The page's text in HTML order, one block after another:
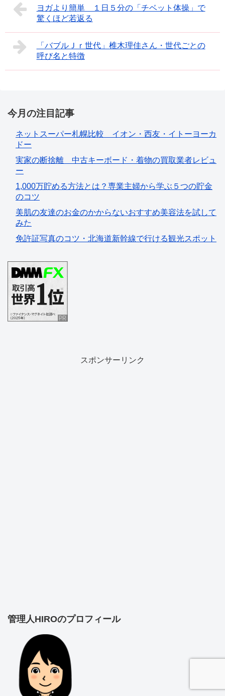
ヨガより簡単 １日５分の「チベット体操」で
驚くほど若返る
「バブルＪｒ世代」椎木理佳さん・世代ごとの
呼び名と特徴
今月の注目記事
ネットスーパー札幌比較 イオン・西友・イトーヨーカ
ドー
実家の断捨離 中古キーボード・着物の買取業者レビュ
ー
1,000万貯める方法とは？専業主婦から学ぶ５つの貯金
のコツ
美肌の友達のお金のかからないおすすめ美容法を試して
みた
免許証写真のコツ・北海道新幹線で行ける観光スポット
スポンサーリンク
管理人HIROのプロフィール